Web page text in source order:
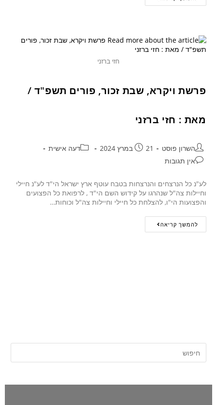
חזי ברזני
פרשת ויקרא, שבת זכור, פורים תשפ"ד /
מאת : חזי ברזני
השרון פוסט 21 במרץ 2024
דעה אישית
אין תגובות
לע"נ כל הנרצחים והנרצחות בטבח עוטף ארץ ישראל הי"ד לע"נ חיילי
וחיילות צה"ל שנהרגו על קידוש השם הי"ד , לרפואת כל הפצועים
והפצועות הי"ו, להצלחת כל חיילי וחיילות צה"ל וכוחות…
להמשך קריאה